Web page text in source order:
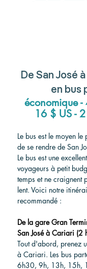
De San José
en bus
économique -
16 $ US -
Le bus est le moyen
de se rendre de San
Le bus est une
voyageurs à petit
temps et ne craignent
lent. Voici notre
recommandé :
De la gare Gran
San José à Cariari (2
Tout d'abord, prenez
à Cariari. Les bus
6h30, 9h, 13h, 15h,